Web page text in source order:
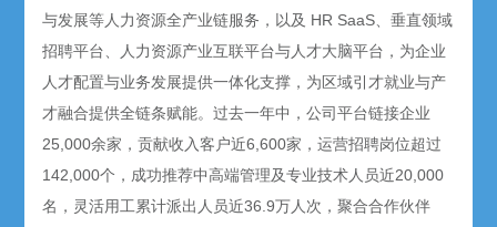
与发展等人力资源全产业链服务，以及 HR SaaS、垂直领域
招聘平台、人力资源产业互联平台与人才大脑平台，为企业
人才配置与业务发展提供一体化支撑，为区域引才就业与产
才融合提供全链条赋能。过去一年中，公司平台链接企业
25,000余家，贡献收入客户近6,600家，运营招聘岗位超过
142,000个，成功推荐中高端管理及专业技术人员近20,000
名，灵活用工累计派出人员近36.9万人次，聚合合作伙伴